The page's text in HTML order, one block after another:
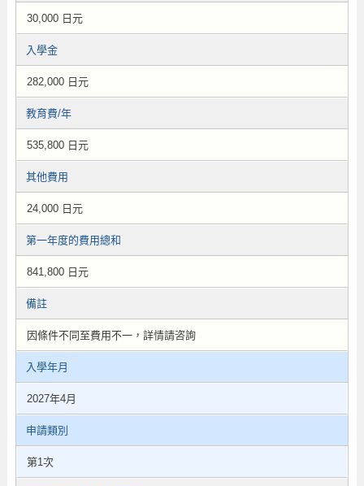
30,000 日元
入學金
282,000 日元
教育費/年
535,800 日元
其他費用
24,000 日元
第一年度的費用總和
841,800 日元
備註
因條件不同至費用不一，詳情請咨詢
入學年月
2027年4月
申請類別
第1次